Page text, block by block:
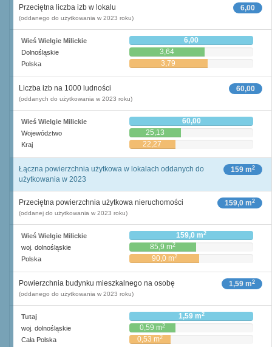
6,00
Przeciętna liczba izb w lokalu
(oddanego do użytkowania w 2023 roku)
Wieś Wielgie Milickie 6,00
Dolnośląskie 3,64
Polska 3,79
60,00
Liczba izb na 1000 ludności
(oddanych do użytkowania w 2023 roku)
Wieś Wielgie Milickie 60,00
Województwo 25,13
Kraj 22,27
159 m2
Łączna powierzchnia użytkowa w lokalach oddanych do
użytkowania w 2023
159,0 m2
Przeciętna powierzchnia użytkowa nieruchomości
(oddanej do użytkowania w 2023 roku)
Wieś Wielgie Milickie 159,0 m2
woj. dolnośląskie 85,9 m2
Polska 90,0 m2
1,59 m2
Powierzchnia budynku mieszkalnego na osobę
(oddanego do użytkowania w 2023 roku)
Tutaj 1,59 m2
woj. dolnośląskie 0,59 m2
Cała Polska 0,53 m2